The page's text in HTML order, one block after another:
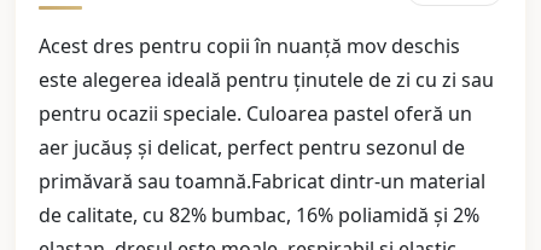
Acest dres pentru copii în nuanță mov deschis
este alegerea ideală pentru ținutele de zi cu zi sau
pentru ocazii speciale. Culoarea pastel oferă un
aer jucăuș și delicat, perfect pentru sezonul de
primăvară sau toamnă.Fabricat dintr-un material
de calitate, cu 82% bumbac, 16% poliamidă și 2%